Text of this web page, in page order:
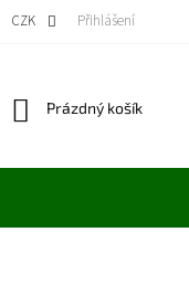
VÝKUP MODELŮ
CZK Přihlášení
Nákupní
Prázdný košík